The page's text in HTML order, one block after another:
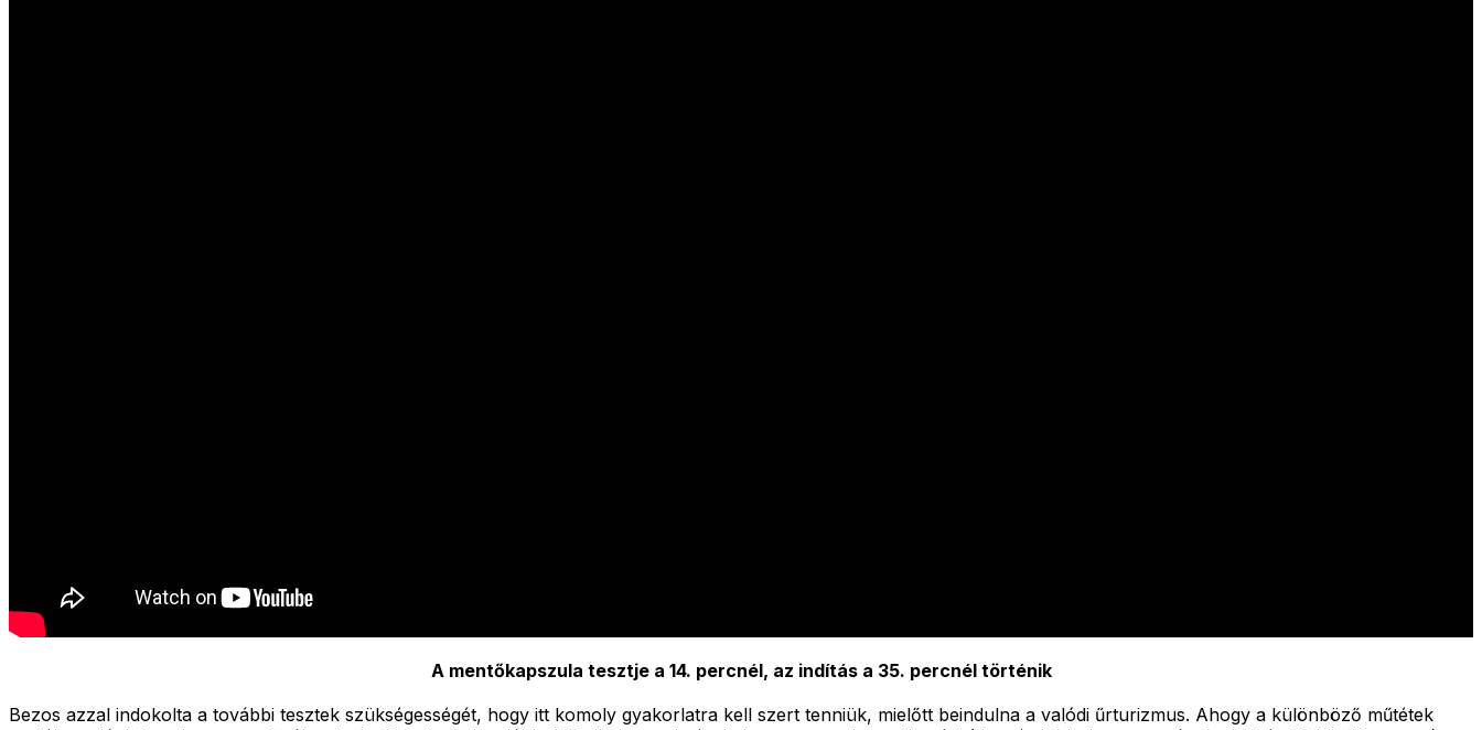
A mentőkapszula tesztje a 14. percnél, az indítás a 35. percnél történik
Bezos azzal indokolta a további tesztek szükségességét, hogy itt komoly gyakorlatra kell szert tenniük, mielőtt beindulna a valódi űrturizmus. Ahogy a különböző műtétek